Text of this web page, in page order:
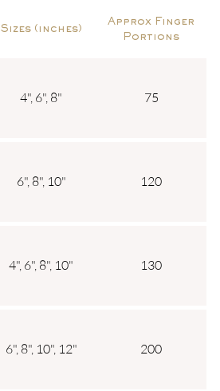
Sizes (inches)
Approx Finger
Portions
4", 6", 8" 75
6", 8", 10" 120
4", 6", 8", 10" 130
6", 8", 10", 12" 200